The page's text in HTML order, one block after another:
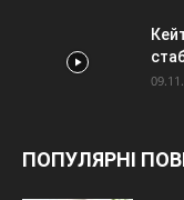
ПОПУЛЯРНІ